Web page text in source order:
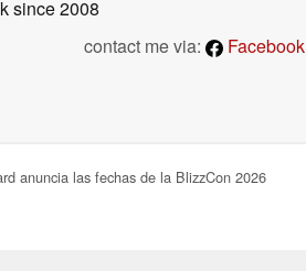
since 2008
contact me via:
Facebook
anuncia las fechas de la BlizzCon 2026